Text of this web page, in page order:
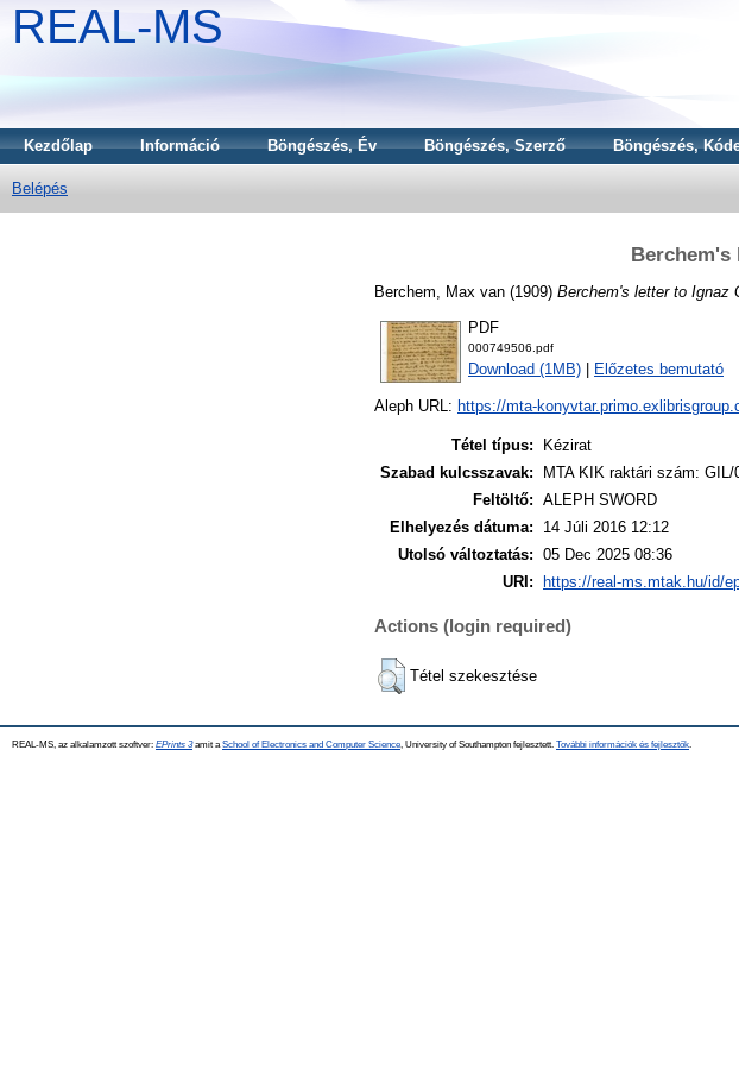
REAL-MS
Kezdőlap Információ Böngészés, Év Böngészés, Szerző Böngészés,
Belépés
Berchem's
Berchem, Max van (1909) Berchem's letter to Ignaz
PDF
000749506.pdf
Download (1MB) Előzetes bemutató
Aleph URL: https://mta-
Tétel típus:
Kézirat
Szabad kulcsszavak:
MTA KIK raktári szám: GIL/
Feltöltő: ALEPH SWORD
Elhelyezés dátuma:
14 Júli 2016 12:12
Utolsó változtatás: 05 Dec 2025 08:36
URI:
https://real-ms.mtak.hu/id/
Actions (login required)
Tétel szekesztése
REAL-MS, az alkalamzott szoftver: EPrints 3amit a School of Electronics and Computer Science , University of Southampton fejlesztett. További információk és fejlesztők